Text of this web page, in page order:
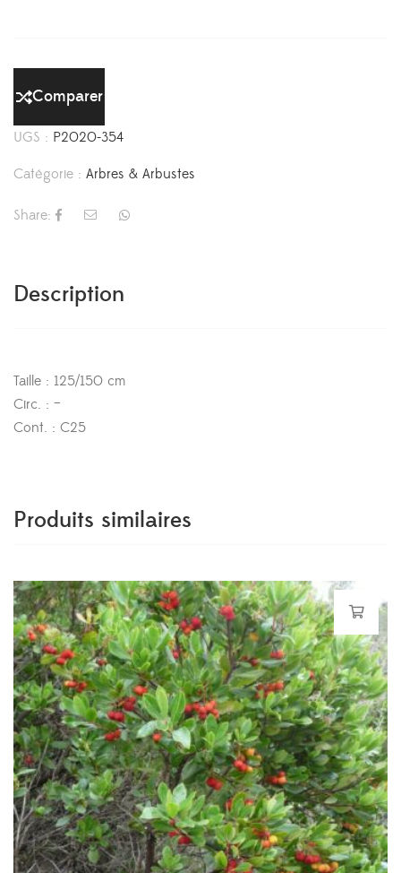
Comparer
UGS : P2020-354
Catégorie : Arbres & Arbustes
Share:
Description
Taille : 125/150 cm
Circ. : –
Cont. : C25
Produits similaires